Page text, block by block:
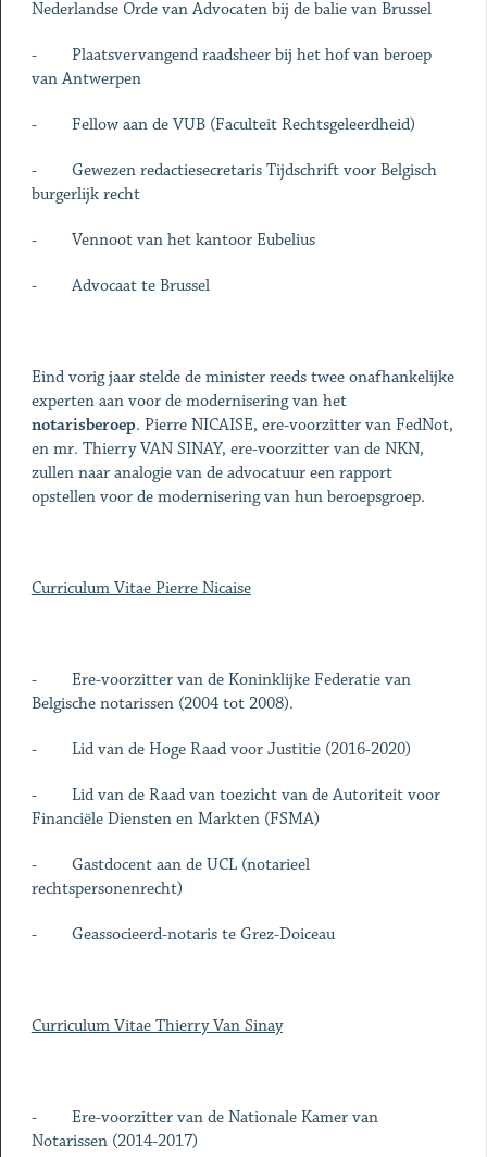
Nederlandse Orde van Advocaten bij de balie van Brussel
- Plaatsvervangend raadsheer bij het hof van beroep
van Antwerpen
- Fellow aan de VUB (Faculteit Rechtsgeleerdheid)
- Gewezen redactiesecretaris Tijdschrift voor Belgisch
burgerlijk recht
- Vennoot van het kantoor Eubelius
- Advocaat te Brussel
Eind vorig jaar stelde de minister reeds twee onafhankelijke
experten aan voor de modernisering van het
notarisberoep. Pierre NICAISE, ere-voorzitter van FedNot,
en mr. Thierry VAN SINAY, ere-voorzitter van de NKN,
zullen naar analogie van de advocatuur een rapport
opstellen voor de modernisering van hun beroepsgroep.
Curriculum Vitae Pierre Nicaise
- Ere-voorzitter van de Koninklijke Federatie van
Belgische notarissen (2004 tot 2008).
- Lid van de Hoge Raad voor Justitie (2016-2020)
- Lid van de Raad van toezicht van de Autoriteit voor
Financiële Diensten en Markten (FSMA)
- Gastdocent aan de UCL (notarieel
rechtspersonenrecht)
- Geassocieerd-notaris te Grez-Doiceau
Curriculum Vitae Thierry Van Sinay
- Ere-voorzitter van de Nationale Kamer van
Notarissen (2014-2017)